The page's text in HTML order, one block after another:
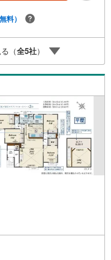
きます！詳しくはスタッ
スペース、授乳室、ベビ
に優しい『あったら良い
サーバー、紙おむつ、ア
ースモニター等
料）
（全5社）